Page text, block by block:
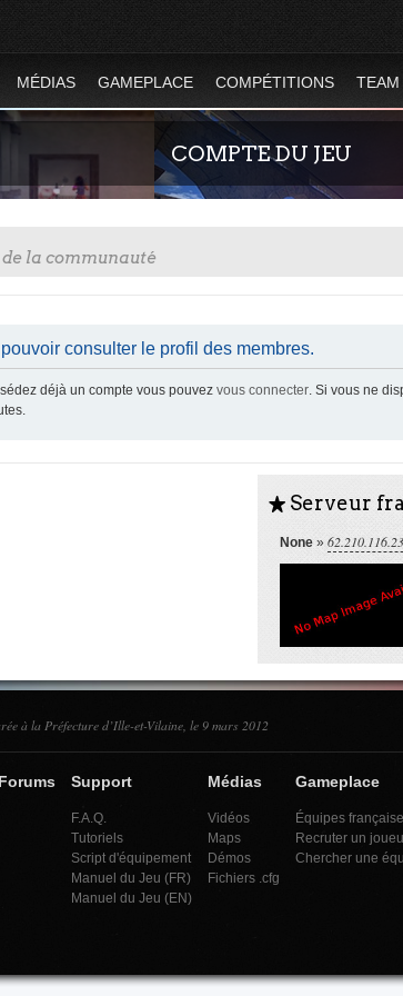
MÉDIAS GAMEPLACE COMPÉTITIONS TEAM
Urban Terror
COMPTE DU JEU
site officiel du jeu. Créez ainsi
la communauté
consulter le profil des membres.
déjà un compte vous pouvez vous connecter. Si vous ne
S Serveur
None »
à la Préfecture d’Ille-et-Vilaine, le 9 mars 2012
Forums Support
F.A.Q.
Tutoriels
Script d'équipement
Manuel du Jeu (FR)
Manuel du Jeu (EN)
Médias
Vidéos
Maps
Démos
Fichiers .cfg
Gameplace
Équipes
Recruter un
Chercher une